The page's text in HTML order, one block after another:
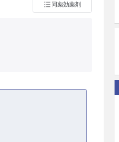
同薬効薬剤